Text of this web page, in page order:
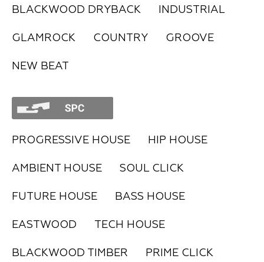
BLACKWOOD DRYBACK INDUSTRIAL
GLAMROCK COUNTRY GROOVE
NEW BEAT
PROGRESSIVE HOUSE HIP HOUSE
AMBIENT HOUSE SOUL CLICK
FUTURE HOUSE BASS HOUSE
EASTWOOD TECH HOUSE
BLACKWOOD TIMBER PRIME CLICK